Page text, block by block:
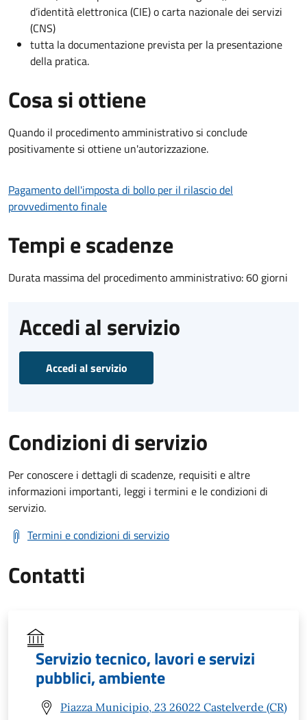
d’identità elettronica (CIE) o carta nazionale dei servizi
(CNS)
tutta la documentazione prevista per la presentazione
della pratica.
Cosa si ottiene
Quando il procedimento amministrativo si conclude
positivamente si ottiene un'autorizzazione.
Pagamento dell'imposta di bollo per il rilascio del
provvedimento finale
Tempi e scadenze
Durata massima del procedimento amministrativo: 60 giorni
Accedi al servizio
Accedi al servizio
Condizioni di servizio
Per conoscere i dettagli di scadenze, requisiti e altre
informazioni importanti, leggi i termini e le condizioni di
servizio.
Termini e condizioni di servizio
Contatti
Servizio tecnico, lavori e servizi
pubblici, ambiente
Piazza Municipio, 23 26022 Castelverde (CR)